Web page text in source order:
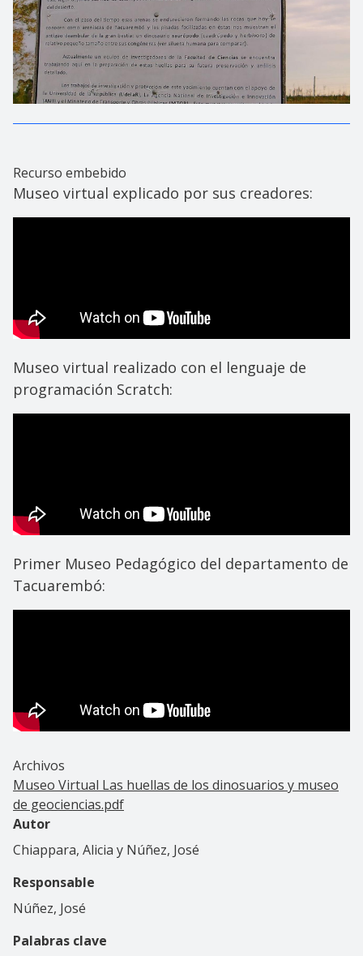
Recurso embebido
Museo virtual explicado por sus creadores:
Museo virtual realizado con el lenguaje de
programación Scratch:
Primer Museo Pedagógico del departamento de
Tacuarembó:
Archivos
Museo Virtual Las huellas de los dinosuarios y museo
de geociencias.pdf
Autor
Chiappara, Alicia y Núñez, José
Responsable
Núñez, José
Palabras clave